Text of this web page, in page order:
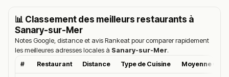
📊 Classement des meilleurs restaurants à
Sanary-sur-Mer
Notes Google, distance et avis Rankeat pour comparer rapidement
les meilleures adresses locales à Sanary-sur-Mer.
# Restaurant Distance Type de Cuisine Moyenne